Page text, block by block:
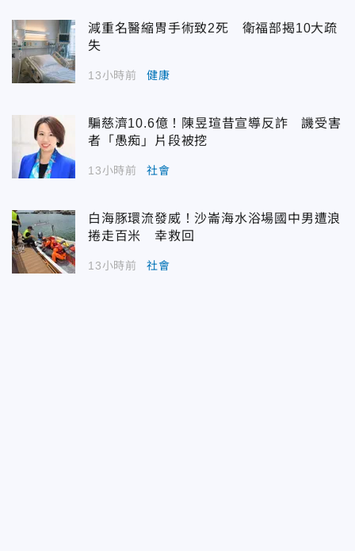
減重名醫縮胃手術致2死 衛福部揭10大疏
失
13小時前 健康
騙慈濟10.6億！陳昱瑄昔宣導反詐 譏受害
者「愚痴」片段被挖
13小時前 社會
白海豚環流發威！沙崙海水浴場國中男遭浪
捲走百米 幸救回
13小時前 社會